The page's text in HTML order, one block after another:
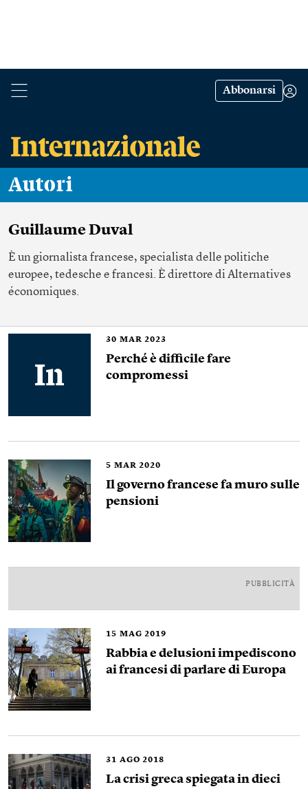
Abbonarsi
Autori
Guillaume Duval
È un giornalista francese, specialista delle politiche
europee, tedesche e francesi. È direttore di Alternatives
économiques.
30 MAR 2023
Perché è difficile fare
compromessi
5 MAR 2020
Il governo francese fa muro sulle
pensioni
PUBBLICITÀ
15 MAG 2019
Rabbia e delusioni impediscono
ai francesi di parlare di Europa
31 AGO 2018
La crisi greca spiegata in dieci